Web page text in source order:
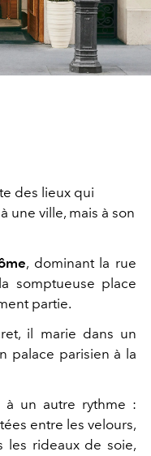
des lieux qui
une ville, mais à son
, dominant la rue
somptueuse place
partie.
il marie dans un
palace parisien à la
à un autre rythme :
entre les velours,
les rideaux de soie,